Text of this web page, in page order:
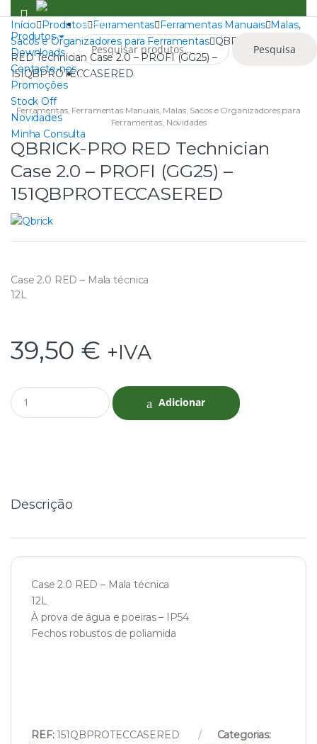
navigation
content
Produtos
Downloads
Contacte-nos
Promoções
Stock Off
Novidades
Minha Consulta
Search
Pesquisar
por:
Pesquisa
0
Início Produtos Ferramentas Ferramentas Manuais Malas,
Sacos e Organizadores para Ferramentas QBRICK-PRO
RED Technician Case 2.0 – PROFI (GG25) –
151QBPROTECCASERED
Ferramentas, Ferramentas Manuais, Malas, Sacos e Organizadores para
Ferramentas, Novidades
QBRICK-PRO RED Technician
Case 2.0 – PROFI (GG25) –
151QBPROTECCASERED
Case 2.0 RED – Mala técnica
12L
39,50 € +IVA
Q
u
Adicionar
Descrição
Case 2.0 RED – Mala técnica
12L
À prova de água e poeiras – IP54
Fechos robustos de poliamida
REF:151QBPROTECCASERED
Categorias: